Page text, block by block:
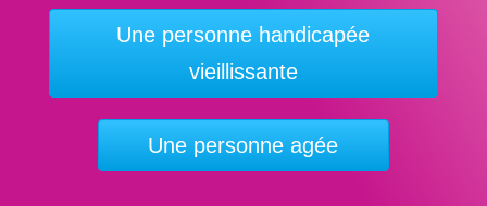
Une personne handicapée
vieillissante
Une personne agée